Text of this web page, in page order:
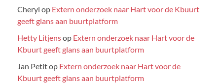
Cheryl op Extern onderzoek naar Hart voor de Kbuurt
geeft glans aan buurtplatform
Hetty Litjensop Extern onderzoek naar Hart voor de
Kbuurt geeft glans aan buurtplatform
Jan Petitop Extern onderzoek naar Hart voor de
Kbuurt geeft glans aan buurtplatform